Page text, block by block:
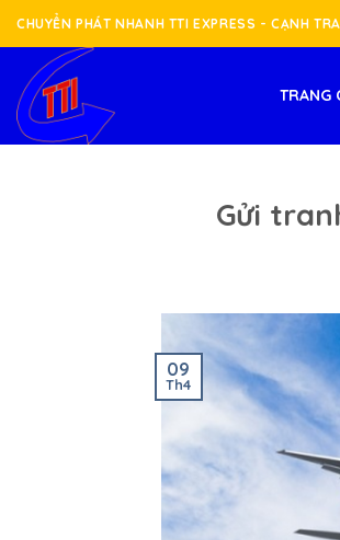
Skip
content
CHUYỂN PHÁT NHANH TTI EXPRESS - CẠNH
TRANG
Gửi
09
Th4